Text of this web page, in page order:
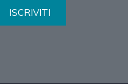
ISCRIVITI